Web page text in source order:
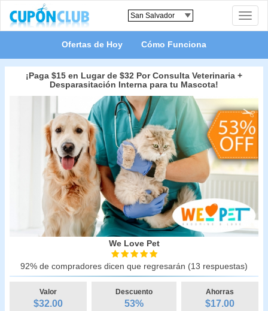
Toggle
Ofertas de Hoy Cómo Funciona
¡Paga $15 en Lugar de $32 Por Consulta Veterinaria +
Desparasitación Interna para tu Mascota!
We Love Pet
92% de compradores dicen que regresarán (13 respuestas)
Valor
$32.00
Descuento
53%
Ahorras
$17.00